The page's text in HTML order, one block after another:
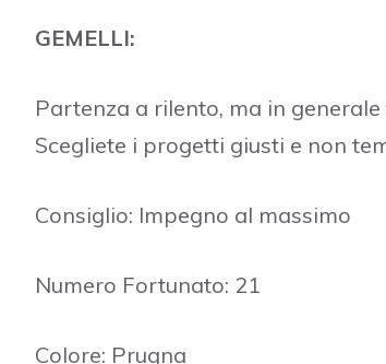
GEMELLI:
Partenza a rilento, ma in
Scegliete i progetti giusti e non
Consiglio: Impegno al massimo
Numero Fortunato: 21
Colore: Prugna